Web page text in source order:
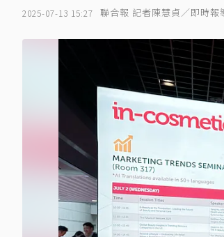
2025-07-13 15:27 聯合報 記者陳慧貞／即時報